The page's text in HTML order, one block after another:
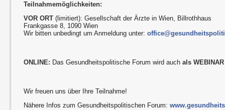
Teilnahmemöglichkeiten:
VOR ORT (limitiert): Gesellschaft der Ärzte in Wien, Billrothhaus
Frankgasse 8, 1090 Wien
Wir bitten unbedingt um Anmeldung unter:
ONLINE: Das Gesundheitspolitische Forum wird auch als WEBINAR
Wir freuen uns über Ihre Teilnahme!
Nähere Infos zum Gesundheitspolitischen Forum: